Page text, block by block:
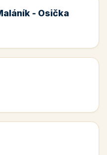
- Osička